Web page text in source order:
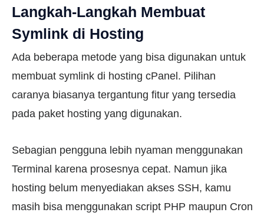
Langkah-Langkah Membuat
Symlink di Hosting
Ada beberapa metode yang bisa digunakan untuk
membuat symlink di hosting cPanel. Pilihan
caranya biasanya tergantung fitur yang tersedia
pada paket hosting yang digunakan.
Sebagian pengguna lebih nyaman menggunakan
Terminal karena prosesnya cepat. Namun jika
hosting belum menyediakan akses SSH, kamu
masih bisa menggunakan script PHP maupun Cron